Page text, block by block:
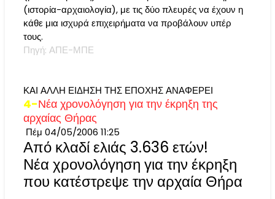
(ιστορία-αρχαιολογία), με τις δύο πλευρές να έχουν η
κάθε μια ισχυρά επιχειρήματα να προβάλουν υπέρ
τους.
Πηγή: ΑΠΕ-ΜΠΕ
ΚΑΙ ΑΛΛΗ ΕΙΔΗΣΗ ΤΗΣ ΕΠΟΧΗΣ ΑΝΑΦΕΡΕΙ
4-Νέα χρονολόγηση για την έκρηξη της
αρχαίας Θήρας
Πέμ 04/05/2006 11:25
Από κλαδί ελιάς 3.636 ετών!
Νέα χρονολόγηση για την έκρηξη
που κατέστρεψε την αρχαία Θήρα